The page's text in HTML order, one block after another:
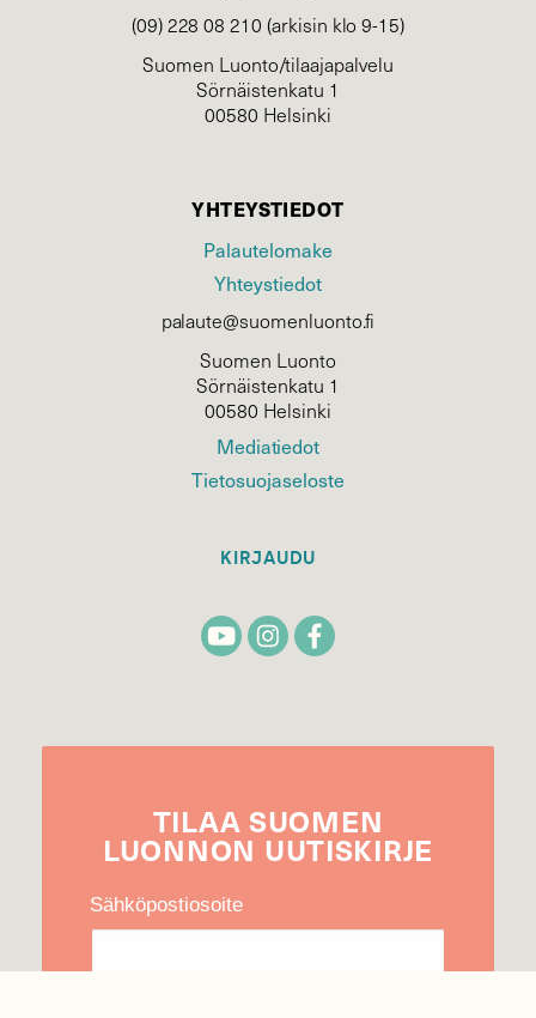
(09) 228 08 210 (arkisin klo 9-15)
Suomen Luonto/tilaajapalvelu
Sörnäistenkatu 1
00580 Helsinki
YHTEYSTIEDOT
Palautelomake
Yhteystiedot
palaute@suomenluonto.fi
Suomen Luonto
Sörnäistenkatu 1
00580 Helsinki
Mediatiedot
Tietosuojaseloste
KIRJAUDU
TILAA SUOMEN
LUONNON UUTIS­KIRJE
Sähköpostiosoite